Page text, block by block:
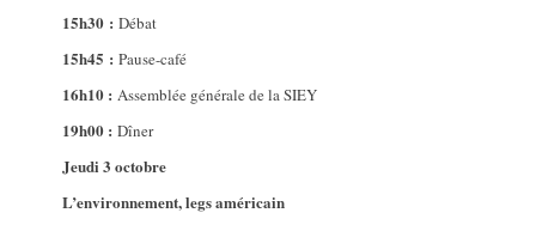
15h30 :Débat
15h45 :Pause-café
16h10 : Assemblée générale de la SIEY
19h00 :Dîner
Jeudi 3 octobre
L’environnement, legs américain